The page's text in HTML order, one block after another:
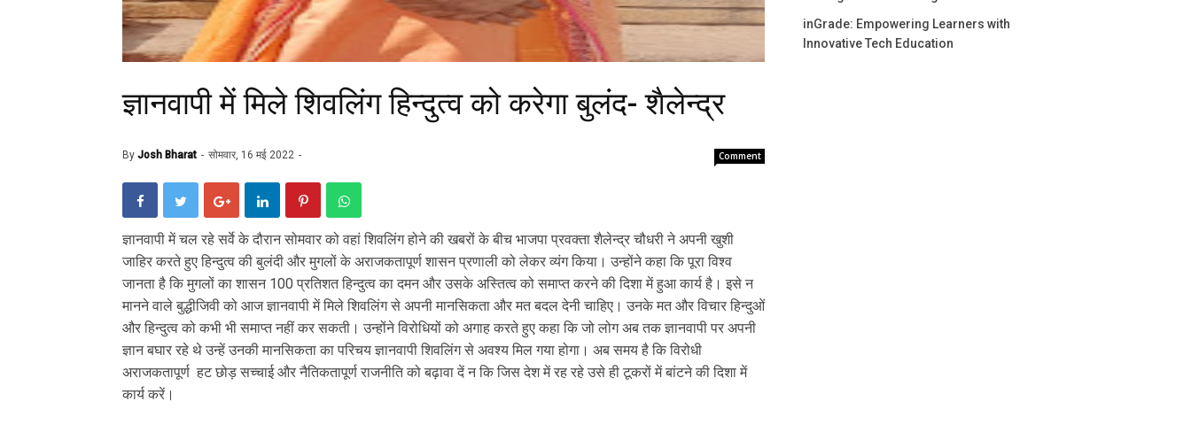
ज्ञानवापी में मिले शिवलिंग हिन्दुत्व को करेगा बुलंद- शैलेन्द्र
By Josh Bharat सोमवार, 16 मई 2022 Comment
ज्ञानवापी में चल रहे सर्वे के दौरान सोमवार को वहां शिवलिंग होने की खबरों के बीच भाजपा प्रवक्ता शैलेन्द्र चौधरी ने अपनी खुशी
जाहिर करते हुए हिन्दुत्व की बुलंदी और मुगलों के अराजकतापूर्ण शासन प्रणाली को लेकर व्यंग किया। उन्होंने कहा कि पूरा विश्व
जानता है कि मुगलों का शासन 100 प्रतिशत हिन्दुत्व का दमन और उसके अस्तित्व को समाप्त करने की दिशा में हुआ कार्य है। इसे न
मानने वाले बुद्धीजिवी को आज ज्ञानवापी में मिले शिवलिंग से अपनी मानसिकता और मत बदल देनी चाहिए। उनके मत और विचार हिन्दुओं
और हिन्दुत्व को कभी भी समाप्त नहीं कर सकती। उन्होंने विरोधियों को अगाह करते हुए कहा कि जो लोग अब तक ज्ञानवापी पर अपनी
ज्ञान बघार रहे थे उन्हें उनकी मानसिकता का परिचय ज्ञानवापी शिवलिंग से अवश्य मिल गया होगा। अब समय है कि विरोधी
अराजकतापूर्ण हट छोड़ सच्चाई और नैतिकतापूर्ण राजनीति को बढ़ावा दें न कि जिस देश में रह रहे उसे ही टूकरों में बांटने की दिशा में
कार्य करें।
inGrade: Empowering Learners with
Innovative Tech Education